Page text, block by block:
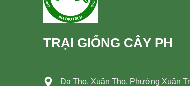
TRẠI GIỐNG CÂY PH
Đa Thọ, Xuân Thọ, Phường Xuân